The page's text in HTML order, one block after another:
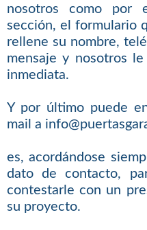
nosotros como por
sección, el formulario
rellene su nombre,
mensaje y nosotros
inmediata.
Y por último puede
mail a
es, acordándose
dato de contacto,
contestarle con un
su proyecto.